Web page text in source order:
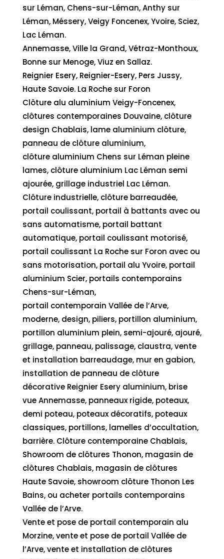
sur Léman, Chens-sur-Léman, Anthy sur
Léman, Méssery, Veigy Foncenex, Yvoire, Sciez,
Lac Léman.
Annemasse, Ville la Grand, Vétraz-Monthoux,
Bonne sur Menoge, Viuz en Sallaz.
Reignier Esery, Reignier-Esery, Pers Jussy,
Haute Savoie. La Roche sur Foron
Clôture alu aluminium Veigy-Foncenex,
clôtures contemporaines Douvaine, clôture
design Chablais, lame aluminium clôture,
panneau de clôture aluminium,
clôture aluminium Chens sur Léman pleine
lames, clôture aluminium Lac Léman semi
ajourée, grillage industriel Lac Léman.
Clôture industrielle, clôture barreaudée,
portail coulissant, portail à battants avec ou
sans automatisme, portail battant
automatique, portail coulissant motorisé,
portail coulissant La Roche sur Foron avec ou
sans motorisation, portail alu Yvoire, portail
aluminium Scier, portails contemporains
Chens-sur-Léman,
portail contemporain Vallée de l’Arve,
moderne, design, piliers, portillon aluminium,
portillon aluminium plein, semi-ajouré, ajouré,
grillage, panneau, palissage, claustra, vente
et installation barreaudage, mur en gabion,
installation de panneau de clôture
décorative Reignier Esery aluminium, brise
vue Annemasse, panneaux rigide, poteaux,
demi poteau, poteaux décoratifs, poteaux
classiques, portillons, lamelles d’occultation,
barrière. Clôture contemporaine Chablais,
Showroom de clôtures Thonon, magasin de
clôtures Chablais, magasin de clôtures
Haute Savoie, showroom clôture Thonon Les
Bains, ou acheter portails contemporains
Vallée de l’Arve.
Vente et pose de portail contemporain alu
Morzine, vente et pose de portail Vallée de
l’Arve, vente et installation de clôtures